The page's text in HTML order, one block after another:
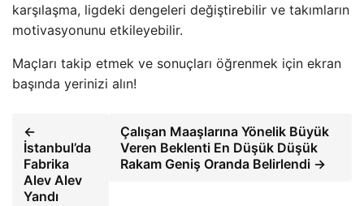
karşılaşma, ligdeki dengeleri değiştirebilir ve takımların
motivasyonunu etkileyebilir.
Maçları takip etmek ve sonuçları öğrenmek için ekran
başında yerinizi alın!
←
İstanbul’da
Fabrika
Alev Alev
Yandı
Çalışan Maaşlarına Yönelik Büyük
Veren Beklenti En Düşük Düşük
Rakam Geniş Oranda Belirlendi →